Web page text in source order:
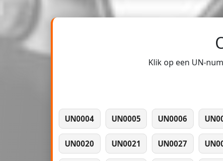
Klik op een UN-
UN0004 UN0005 UN0006
UN0020 UN0021 UN0027